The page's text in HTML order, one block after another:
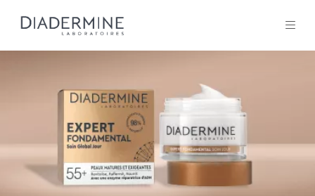
ACCUEIL
Composition
À propos